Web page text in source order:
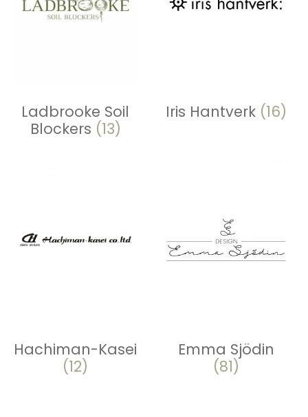
Ladbrooke Soil
Blockers (13)
Iris Hantverk (16)
Hachiman-Kasei
(12)
Emma Sjödin
(81)